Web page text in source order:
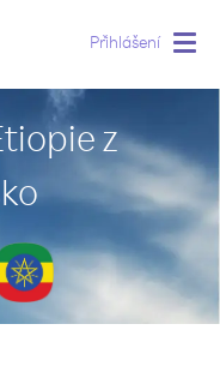
Přihlášení
z